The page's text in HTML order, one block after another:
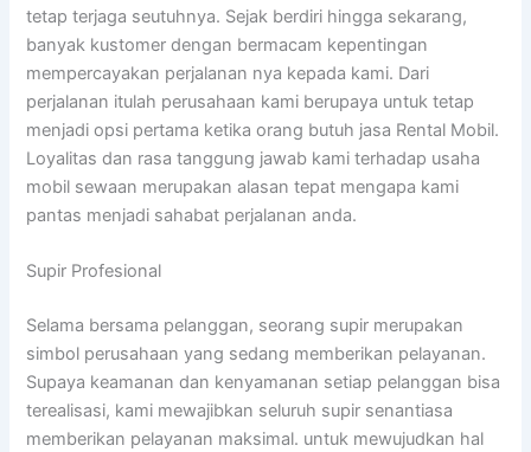
tetap terjaga seutuhnya. Sejak berdiri hingga sekarang,
banyak kustomer dengan bermacam kepentingan
mempercayakan perjalanan nya kepada kami. Dari
perjalanan itulah perusahaan kami berupaya untuk tetap
menjadi opsi pertama ketika orang butuh jasa Rental Mobil.
Loyalitas dan rasa tanggung jawab kami terhadap usaha
mobil sewaan merupakan alasan tepat mengapa kami
pantas menjadi sahabat perjalanan anda.
Supir Profesional
Selama bersama pelanggan, seorang supir merupakan
simbol perusahaan yang sedang memberikan pelayanan.
Supaya keamanan dan kenyamanan setiap pelanggan bisa
terealisasi, kami mewajibkan seluruh supir senantiasa
memberikan pelayanan maksimal. untuk mewujudkan hal